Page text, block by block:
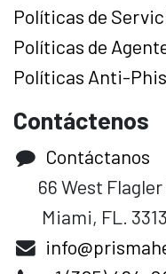
Políticas de
Políticas de
Políticas Anti-
Contáctenos
Contáctanos
66 West
Miami, FL.